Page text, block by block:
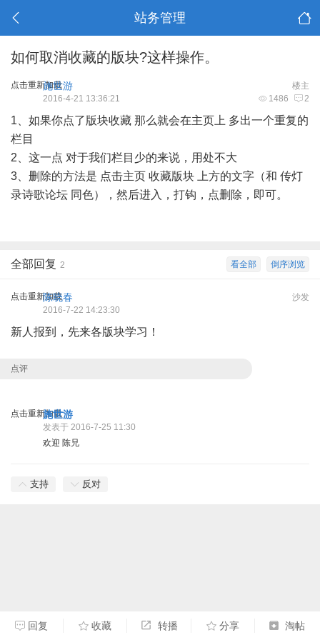
站务管理
如何取消收藏的版块?这样操作。
点击重新加载 楼主
施世游
1486 2
2016-4-21 13:36:21
1、如果你点了版块收藏 那么就会在主页上 多出一个重复的
栏目
2、这一点 对于我们栏目少的来说，用处不大
3、删除的方法是 点击主页 收藏版块 上方的文字（和 传灯
录诗歌论坛 同色），然后进入，打钩，点删除，即可。
倒序浏览
看全部
全部回复 2
点击重新加载 沙发
陈晓春
2016-7-22 14:23:30
新人报到，先来各版块学习！
点评
点击重新加载
施世游
发表于 2016-7-25 11:30
欢迎 陈兄
支持 反对
回复 收藏 转播 分享 淘帖